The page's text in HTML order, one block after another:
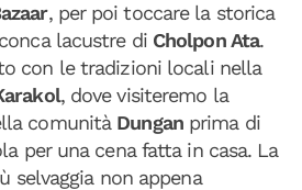
, per poi toccare la storica
lacustre di Cholpon Ata.
con le tradizioni locali nella
, dove visiteremo la
comunità Dungan prima di
per una cena fatta in casa. La
selvaggia non appena